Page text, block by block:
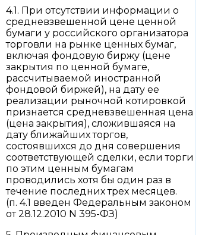
4.1. При отсутствии информации о
средневзвешенной цене ценной
бумаги у российского организатора
торговли на рынке ценных бумаг,
включая фондовую биржу (цене
закрытия по ценной бумаге,
рассчитываемой иностранной
фондовой биржей), на дату ее
реализации рыночной котировкой
признается средневзвешенная цена
(цена закрытия), сложившаяся на
дату ближайших торгов,
состоявшихся до дня совершения
соответствующей сделки, если торги
по этим ценным бумагам
проводились хотя бы один раз в
течение последних трех месяцев.
(п. 4.1 введен Федеральным законом
от 28.12.2010 N 395-ФЗ)